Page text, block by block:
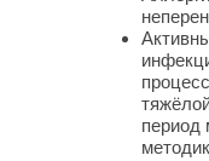
период